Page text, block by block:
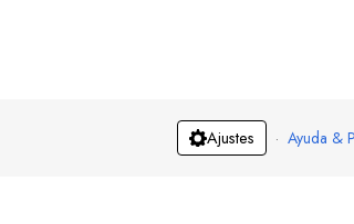
Ajustes · Ayuda &